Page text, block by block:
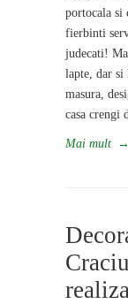
portocala si
fierbinti
judecati! Ma
lapte, dar si
masura,
casa crengi
Mai mult →